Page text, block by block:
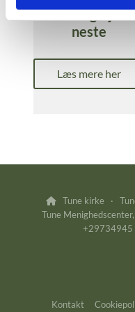
Besøgstje
neste
Læs mere her

Tune kirke ·
Tune
Kontakt